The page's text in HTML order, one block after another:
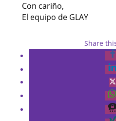
Con cariño,
El equipo de GLAY
Share